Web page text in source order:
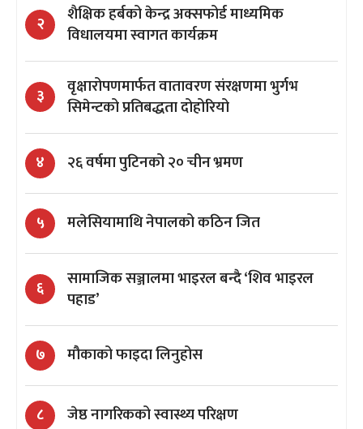
२
शैक्षिक हर्बको केन्द्र अक्सफोर्ड माध्यमिक
विधालयमा स्वागत कार्यक्रम
३
वृक्षारोपणमार्फत वातावरण संरक्षणमा भुर्गभ
सिमेन्टको प्रतिबद्धता दोहोरियो
४ २६ वर्षमा पुटिनको २० चीन भ्रमण
५ मलेसियामाथि नेपालको कठिन जित
६
सामाजिक सञ्जालमा भाइरल बन्दै ‘शिव भाइरल
पहाड’
७ मौकाको फाइदा लिनुहोस
८ जेष्ठ नागरिकको स्वास्थ्य परिक्षण